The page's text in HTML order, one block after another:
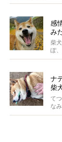
感
み
柴
ぽ
り...
ナ
柴
【
て
な
さ...